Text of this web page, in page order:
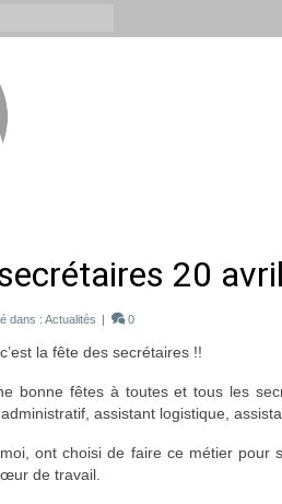
20
dans : Actualités | 0
la fête des secrétaires !!
bonne fêtes à toutes et tous les
assistant logistique,
ont choisi de faire ce métier
de travail.